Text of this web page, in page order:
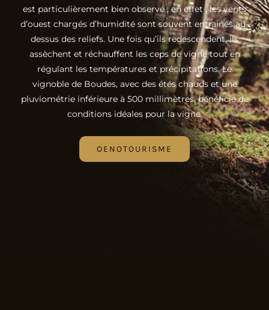
est particulièrement bien observé ; en effet , les vents
d’ouest chargés d’humidité sont souvent entrainés au-
dessus des reliefs. Une fois qu’ils redescendent, ils
assèchent et réchauffent les ceps de vigne tout en
régulant les températures et précipitations. Le
vignoble de Boudes, avec des étés chauds et une
pluviométrie inférieure à 500 millimètres, bénéficie de
conditions idéales pour la vigne.
OENOTOURISME